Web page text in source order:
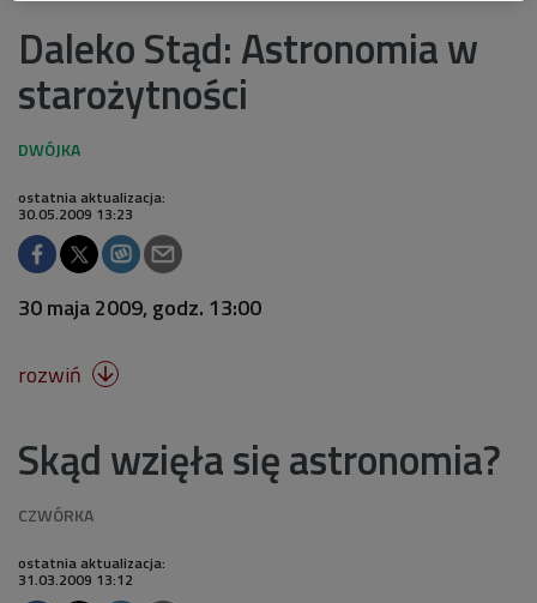
Daleko Stąd: Astronomia w
starożytności
ostatnia aktualizacja:
30.05.2009 13:23
30 maja 2009, godz. 13:00
rozwiń 
Skąd wzięła się astronomia?
ostatnia aktualizacja:
31.03.2009 13:12